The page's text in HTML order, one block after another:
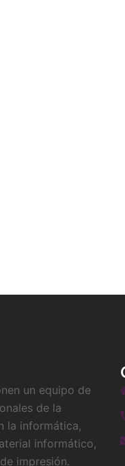
un equipo de
de la
la informática,
informático,
impresión.